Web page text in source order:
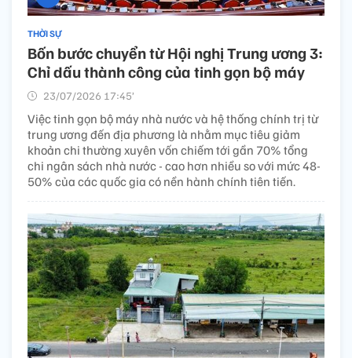
THỜI SỰ
Bốn bước chuyển từ Hội nghị Trung ương 3:
Chỉ dấu thành công của tinh gọn bộ máy
23/07/2026 17:45’
Việc tinh gọn bộ máy nhà nước và hệ thống chính trị từ
trung ương đến địa phương là nhằm mục tiêu giảm
khoản chi thường xuyên vốn chiếm tới gần 70% tổng
chi ngân sách nhà nước - cao hơn nhiều so với mức 48-
50% của các quốc gia có nền hành chính tiên tiến.